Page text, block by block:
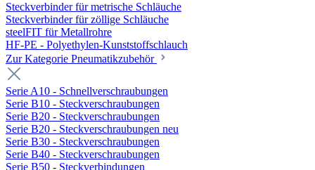
Steckverbinder für metrische Schläuche
Steckverbinder für zöllige Schläuche
steelFIT für Metallrohre
HF-PE - Polyethylen-Kunststoffschlauch
Zur Kategorie Pneumatikzubehör
Serie A10 - Schnellverschraubungen
Serie B10 - Steckverschraubungen
Serie B20 - Steckverschraubungen
Serie B20 - Steckverschraubungen neu
Serie B30 - Steckverschraubungen
Serie B40 - Steckverschraubungen
Serie B50 - Steckverbindungen